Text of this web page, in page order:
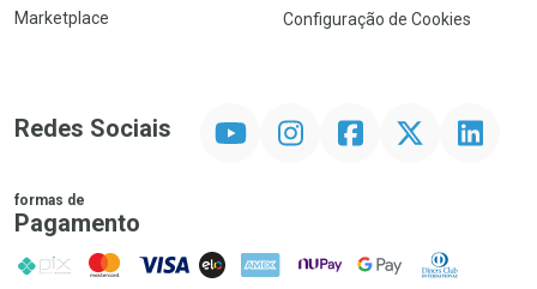
Marketplace
Configuração de Cookies
Redes Sociais InstagramFacebookTwitter Linkedin
formas de
Pagamento
PIX MasterCard
VISA ELO AMEX NuPay Google PayDiners Club